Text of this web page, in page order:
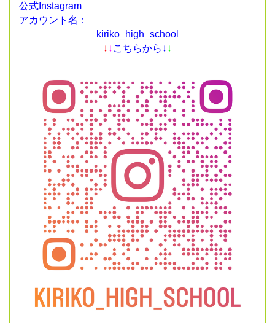
公式Instagram
アカウント名：
kiriko_high_school
↓ ↓ こちらから↓ ↓